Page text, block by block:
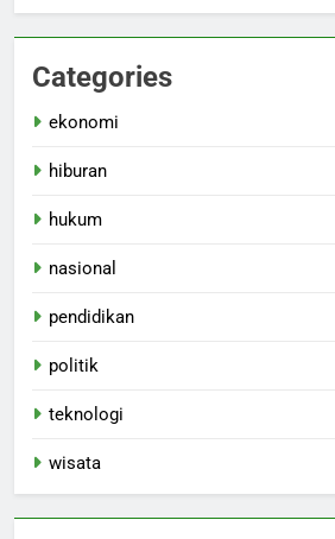
Categories
ekonomi
hiburan
hukum
nasional
pendidikan
politik
teknologi
wisata